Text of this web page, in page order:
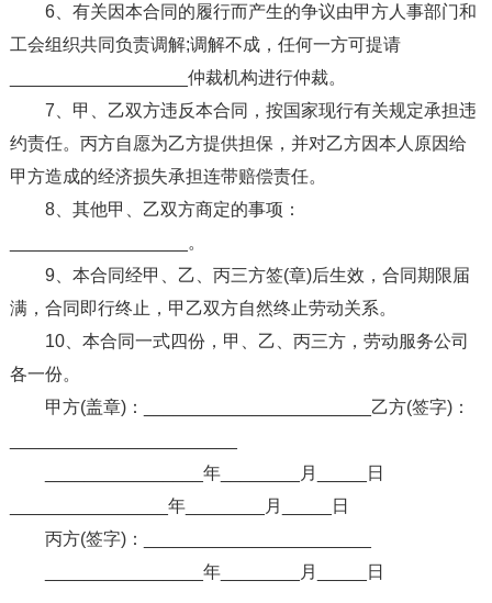
6、有关因本合同的履行而产生的争议由甲方人事部门和
工会组织共同负责调解;调解不成，任何一方可提请
__________________仲裁机构进行仲裁。
7、甲、乙双方违反本合同，按国家现行有关规定承担违
约责任。丙方自愿为乙方提供担保，并对乙方因本人原因给
甲方造成的经济损失承担连带赔偿责任。
8、其他甲、乙双方商定的事项：
__________________。
9、本合同经甲、乙、丙三方签(章)后生效，合同期限届
满，合同即行终止，甲乙双方自然终止劳动关系。
10、本合同一式四份，甲、乙、丙三方，劳动服务公司
各一份。
甲方(盖章)：_______________________乙方(签字)：
________________年________月_____日
________________年________月_____日
丙方(签字)：_______________________
________________年________月_____日